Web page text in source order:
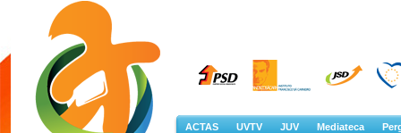
ACTAS UVTV JUV Mediateca